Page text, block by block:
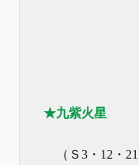
★九紫火星
（Ｓ3・12・21